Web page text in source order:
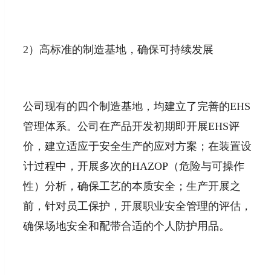
2）高标准的制造基地，确保可持续发展
公司现有的四个制造基地，均建立了完善的EHS
管理体系。公司在产品开发初期即开展EHS评
价，建立适应于安全生产的应对方案；在装置设
计过程中，开展多次的HAZOP（危险与可操作
性）分析，确保工艺的本质安全；生产开展之
前，针对员工保护，开展职业安全管理的评估，
确保场地安全和配带合适的个人防护用品。